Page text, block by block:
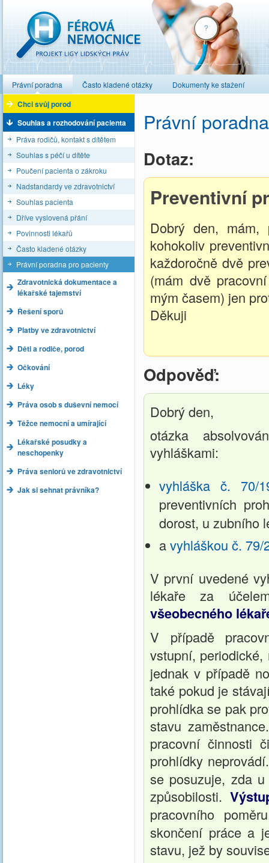
Právní poradna Často kladené otázky Dokumenty ke stažení
Chci svůj porod
Souhlas a rozhodování pacienta
Práva rodičů, kontakt s dítětem
Souhlas s péčí u dítěte
Poučení pacienta o zákroku
Nadstandardy ve zdravotnictví
Souhlas pacienta
Dříve vyslovená přání
Povinnosti lékařů
Často kladené otázky
Právní poradna pro pacienty
Zdravotnická dokumentace a
lékařské tajemství
Řešení sporů
Platby ve zdravotnictví
Děti a rodiče, porod
Očkování
Léky
Práva osob s duševní nemocí
Těžce nemocní a umírající
Lékařské posudky a
neschopenky
Práva seniorů ve zdravotnictví
Jak si sehnat právníka?
Právní
Dotaz:
Preventivní
Dobrý den, mám,
kohokoliv
každoročně dvě
(mám dvě
mým časem) jen
Děkuji
Odpověď:
Dobrý den,
otázka
vyhláškami:
vyhláška č. 70/
preventivních
dorost, u zubního
avyhláškou č. 79/
V první uvedené
lékaře za
všeobecného
V případě
vstupní,
jednak v případě
také pokud je
prohlídka se pak
stavu
pracovní činnosti
prohlídky
se posuzuje, zda
způsobilosti.
pracovního
skončení práce a
stavu, jež by